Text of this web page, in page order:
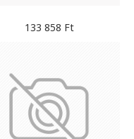
133 858 Ft